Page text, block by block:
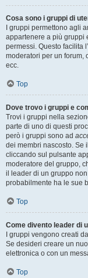
Cosa sono i gruppi di
I gruppi permettono agli
appartenere a più gruppi
permessi. Questo facilita
moderatori per un forum,
ecc.
Top
Dove trovo i gruppi e
Trovi i gruppi nella
parte di uno di questi
però i gruppi sono ad
dei membri nascosto. Se
cliccando sul pulsante
moderatore del gruppo,
il leader di un gruppo
probabilmente ha le sue
Top
Come divento leader di
I gruppi vengono creati
Se desideri creare un
elettronica o con un
Top